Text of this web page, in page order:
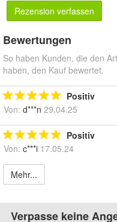
Rezension verfassen
Bewertungen
So haben Kunden, die den
haben, den Kauf bewertet.
Positiv
Von: d***n 29.04.25
Positiv
Von: c***i 17.05.24
Mehr...
Verpasse keine